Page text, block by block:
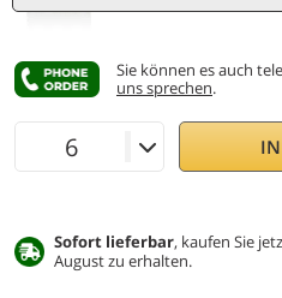
Sie können es auch
uns sprechen.
Sofort lieferbar, kaufen Sie
August zu erhalten.